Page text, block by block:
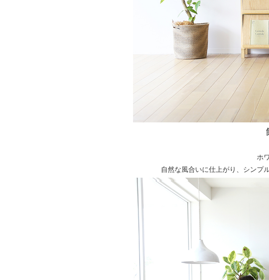
ホ
自然な風合いに仕上がり、シンプ